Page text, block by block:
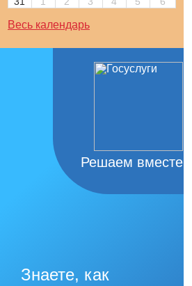
Весь календарь
Решаем вместе
Знаете, как